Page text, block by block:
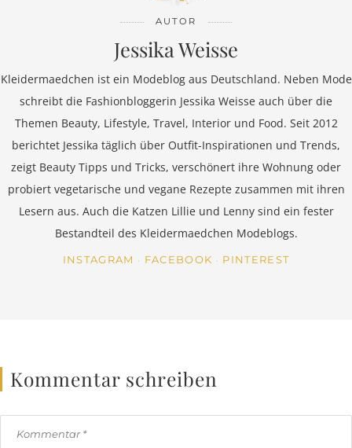
AUTOR
Jessika Weisse
Kleidermaedchen ist ein Modeblog aus Deutschland. Neben Mode
schreibt die Fashionbloggerin Jessika Weisse auch über die
Themen Beauty, Lifestyle, Travel, Interior und Food. Seit 2012
berichtet Jessika täglich über Outfit-Inspirationen und Trends,
zeigt Beauty Tipps und Tricks, verschönert ihre Wohnung oder
probiert vegetarische und vegane Rezepte zusammen mit ihren
Lesern aus. Auch die Katzen Lillie und Lenny sind ein fester
Bestandteil des Kleidermaedchen Modeblogs.
INSTAGRAM FACEBOOK PINTEREST
Kommentar schreiben